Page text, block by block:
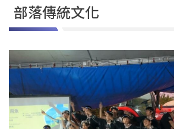
部落傳統文化